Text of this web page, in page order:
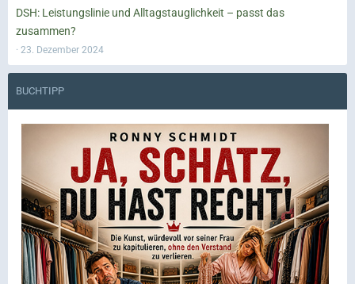
DSH: Leistungslinie und Alltagstauglichkeit – passt das
zusammen?
23. Dezember 2024
BUCHTIPP